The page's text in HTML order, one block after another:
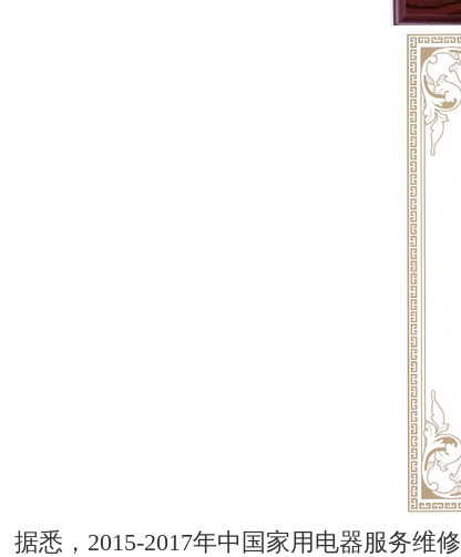
据悉，2015-2017年中国家用电器服务维